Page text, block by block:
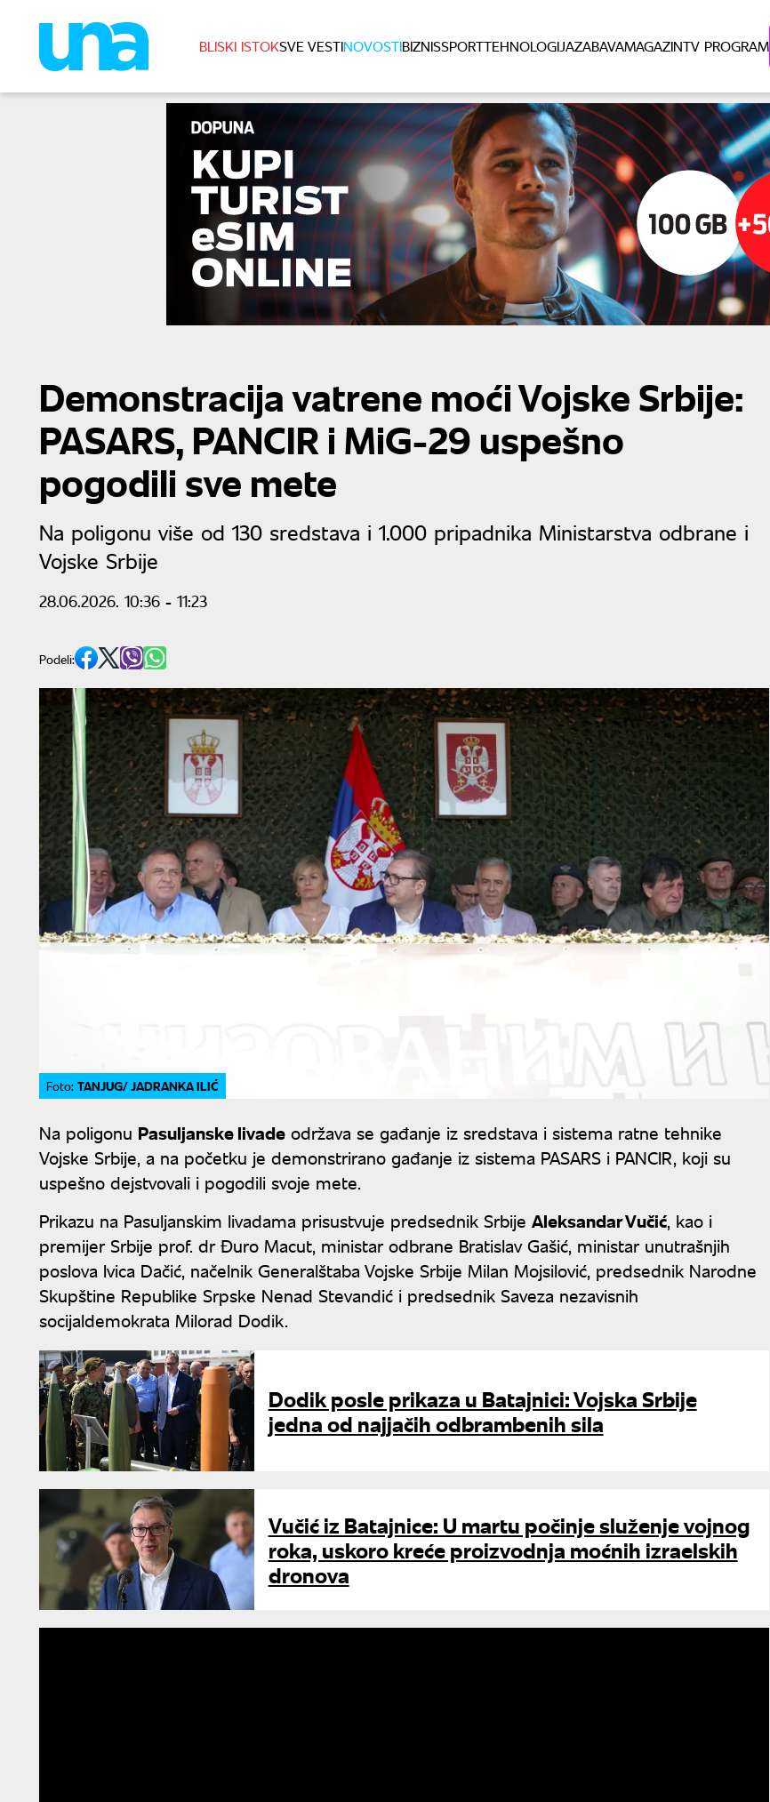
BLISKI ISTOKSVE VESTINOVOSTIBIZNISSPORTTEHNOLOGIJAZABAVAMAGAZINTV PROGRAM
Demonstracija vatrene moći Vojske Srbije:
PASARS, PANCIR i MiG-29 uspešno
pogodili sve mete
Na poligonu više od 130 sredstava i 1.000 pripadnika Ministarstva odbrane i
Vojske Srbije
28.06.2026. 10:36 - 11:23
Podeli:
Foto: TANJUG/ JADRANKA ILIĆ
Na poligonu Pasuljanske livade održava se gađanje iz sredstava i sistema ratne tehnike
Vojske Srbije, a na početku je demonstrirano gađanje iz sistema PASARS i PANCIR, koji su
uspešno dejstvovali i pogodili svoje mete.
Prikazu na Pasuljanskim livadama prisustvuje predsednik Srbije Aleksandar Vučić, kao i
premijer Srbije prof. dr Đuro Macut, ministar odbrane Bratislav Gašić, ministar unutrašnjih
poslova Ivica Dačić, načelnik Generalštaba Vojske Srbije Milan Mojsilović, predsednik Narodne
Skupštine Republike Srpske Nenad Stevandić i predsednik Saveza nezavisnih
socijaldemokrata Milorad Dodik.
Dodik posle prikaza u Batajnici: Vojska Srbije
jedna od najjačih odbrambenih sila
Vučić iz Batajnice: U martu počinje služenje vojnog
roka, uskoro kreće proizvodnja moćnih izraelskih
dronova